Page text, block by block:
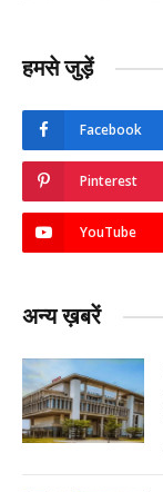
हमसे जुड़ें
Facebook
Pinterest
YouTube
अन्य ख़बरें